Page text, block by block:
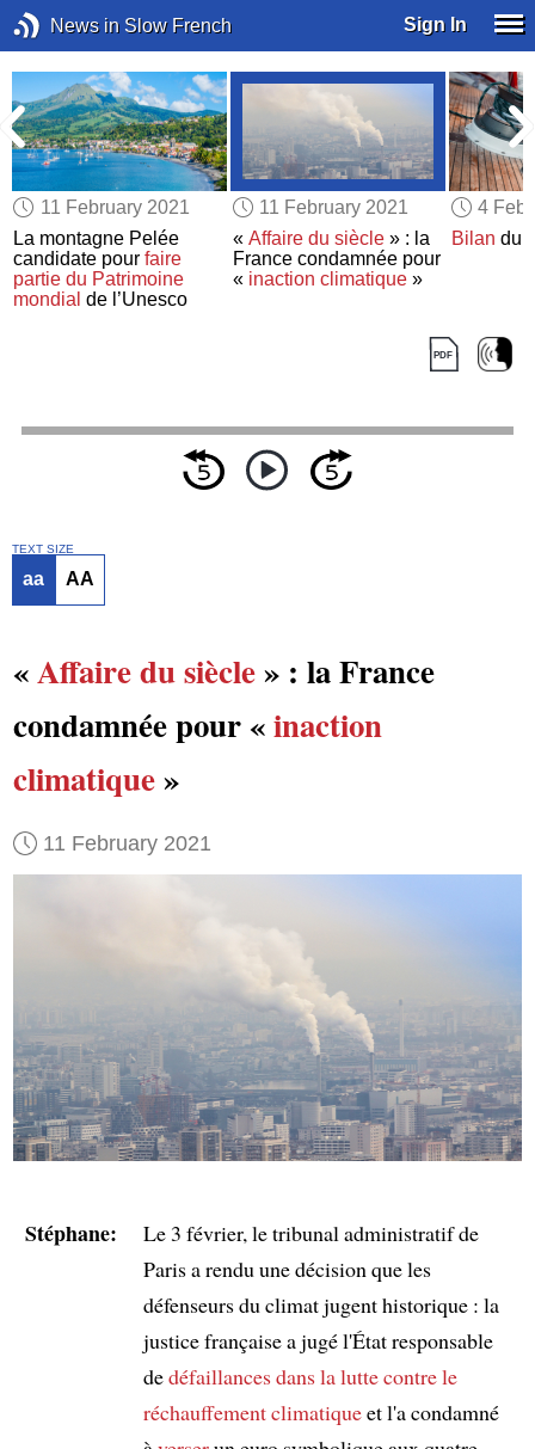
News in Slow French Sign In
11 February 2021
La montagne Pelée
candidate pourfaire
partie du Patrimoine
mondial de l’Unesco
11 February 2021
« Affaire du siècle» : la
France condamnée pour
« inaction climatique»
4
Bilan du
TEXT SIZE
aa AA
«Affaire du siècle» : la France
condamnée pour «inaction
climatique»
11 February 2021
Stéphane:
Le 3 février, le tribunal administratif de
Paris a rendu une décision que les
défenseurs du climat jugent historique : la
justice française a jugé l'État responsable
dedéfaillances dans la lutte contre le
réchauffement climatiqueet l'a condamné